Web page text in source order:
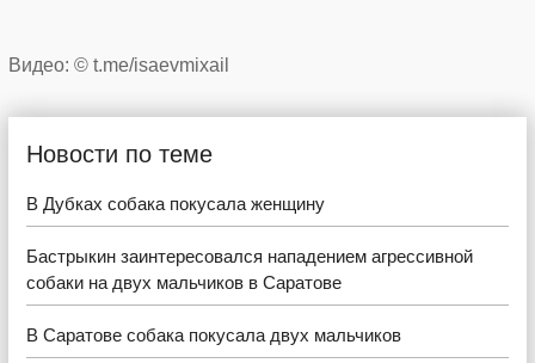
Видео: © t.me/isaevmixail
Новости по теме
В Дубках собака покусала женщину
Бастрыкин заинтересовался нападением агрессивной
собаки на двух мальчиков в Саратове
В Саратове собака покусала двух мальчиков